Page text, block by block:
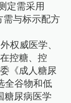
定需采用
需与标示配方
权威医学、
控糖、控
《成人糖尿
全谷物和低
糖尿病医学